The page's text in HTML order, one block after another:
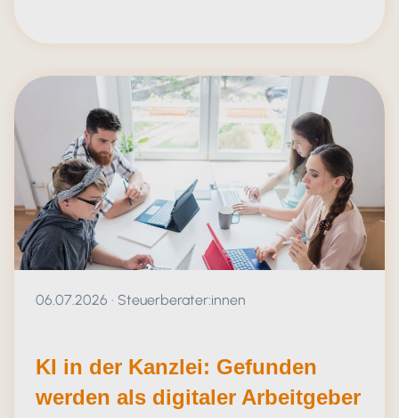
KI : Fortschritt trifft auf
Veröffentlicht am 06.07.2026
06.07.2026 · Steuerberater:innen
KI in der Kanzlei: Gefunden
werden als digitaler Arbeitgeber